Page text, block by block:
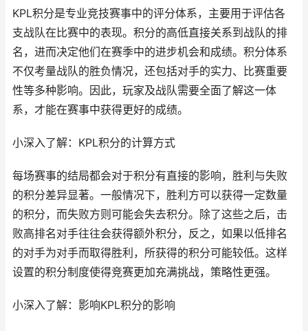
KPL积分是专业竞技赛事中的评分体系，主要用于评估各
支战队在比赛中的表现。积分的高低直接关系到战队的排
名，进而决定他们在赛季中的进步机会和成绩。积分体系
不仅考量战队的胜负情况，还包括对手的实力、比赛重要
性等多种影响。因此，玩家及战队需要全面了解这一体
系，才能在赛事中获得更好的成绩。
小深入了解：KPL积分的计算方式
每场赛事的结局都会对于积分有直接的影响，胜利与失败
的积分差异显著。一般情况下，胜利方可以获得一定数量
的积分，而失败方则可能会失去积分。除了这些之后，击
败高排名对手往往会获得额外积分，反之，如果以低排名
的对手为对手而取得胜利，所获得的积分可能较低。这样
设置的积分制度使得竞赛更加充满挑战，策略性更强。
小深入了解：影响KPL积分的影响